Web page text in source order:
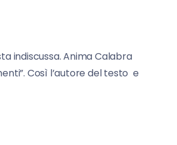
indiscussa. Anima Calabra
Così l’autore del testo e